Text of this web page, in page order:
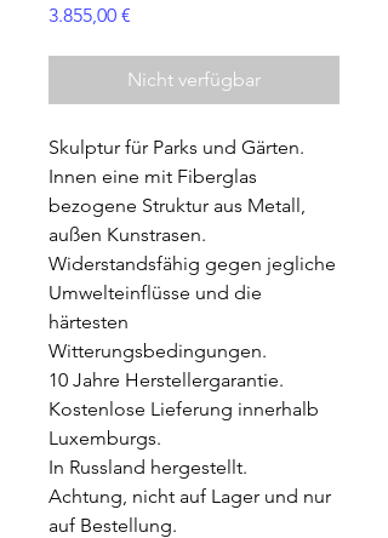
3.855,00 €
Nicht verfügbar
Skulptur für Parks und Gärten.
Innen eine mit Fiberglas
bezogene Struktur aus Metall,
außen Kunstrasen.
Widerstandsfähig gegen jegliche
Umwelteinflüsse und die
härtesten
Witterungsbedingungen.
10 Jahre Herstellergarantie.
Kostenlose Lieferung innerhalb
Luxemburgs.
In Russland hergestellt.
Achtung, nicht auf Lager und nur
auf Bestellung.